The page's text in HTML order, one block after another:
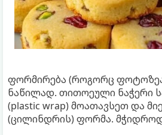
ფორმირება (როგორც
ნაწილად. თითოეული ნაჭერი
(plastic wrap) მოათავსეთ და
(ცილინდრის) ფორმა. მჭიდროდ